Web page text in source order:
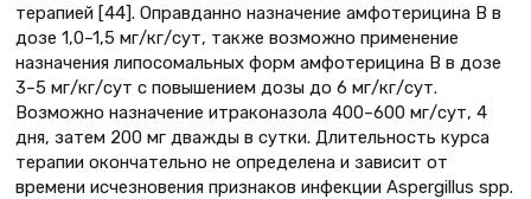
терапией [44]. Оправданно назначение амфотерицина В в
дозе 1,0–1,5 мг/кг/сут, также возможно применение
назначения липосомальных форм амфотерицина В в дозе
3–5 мг/кг/сут с повышением дозы до 6 мг/кг/сут.
Возможно назначение итраконазола 400–600 мг/сут, 4
дня, затем 200 мг дважды в сутки. Длительность курса
терапии окончательно не определена и зависит от
времени исчезновения признаков инфекции Aspergillus spp.